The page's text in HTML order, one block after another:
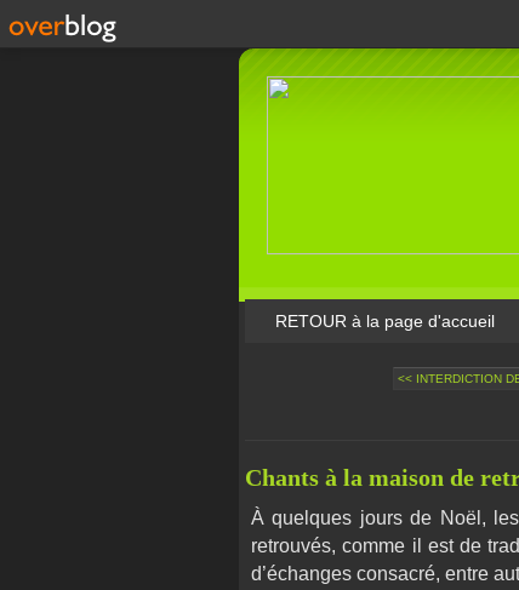
RETOUR à la page d'accueil
<< INTERDICTION
Chants à la maison de
À quelques jours de Noël,
retrouvés, comme il est de
d’échanges consacré, entre